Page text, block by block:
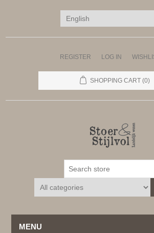
REGISTER LOG IN
SHOPPING CART (0)
MENU